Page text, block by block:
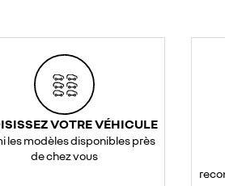
VOTRE VÉHICULE
les modèles disponibles près
de chez vous